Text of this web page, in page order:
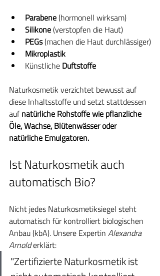
Parabene (hormonell wirksam)
Silikone (verstopfen die Haut)
PEGs (machen die Haut durchlässiger)
Mikroplastik
Künstliche Duftstoffe
Naturkosmetik verzichtet bewusst auf
diese Inhaltsstoffe und setzt stattdessen
auf natürliche Rohstoffe wie pflanzliche
Öle, Wachse, Blütenwässer oder
natürliche Emulgatoren.
Ist Naturkosmetik auch
automatisch Bio?
Nicht jedes Naturkosmetiksiegel steht
automatisch für kontrolliert biologischen
Anbau (kbA). Unsere Expertin Alexandra
Arnold erklärt:
"Zertifizierte Naturkosmetik ist